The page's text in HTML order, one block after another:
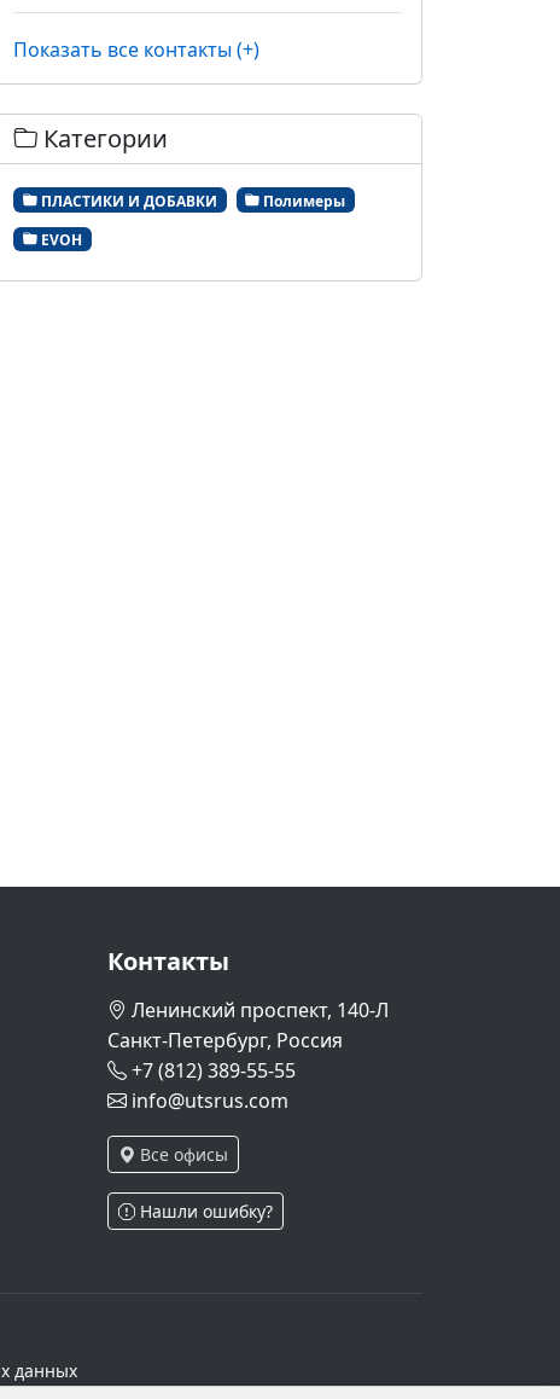
Показать все контакты (+)
Категории
ПЛАСТИКИ И ДОБАВКИ
Полимеры
EVOH
Контакты
Ленинский проспект, 140-Л
Санкт-Петербург, Россия
+7 (812) 389-55-55
info@utsrus.com
Все офисы
Нашли ошибку?
данных